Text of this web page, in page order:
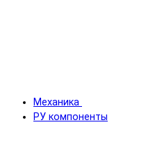
Механика
РУ компоненты